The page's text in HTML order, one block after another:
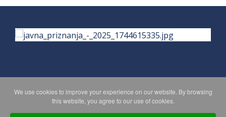
PRIVACY POLICY MAPA WEBA
We use cookies to improve your experience on our website. By browsing
this website, you agree to our use of cookies.